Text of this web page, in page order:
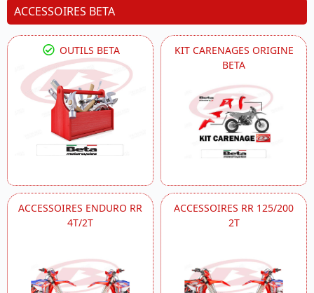
ACCESSOIRES BETA
OUTILS BETA
KIT CARENAGES ORIGINE
BETA
ACCESSOIRES ENDURO RR
4T/2T
ACCESSOIRES RR 125/200
2T